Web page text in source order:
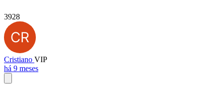
3928
Cristiano VIP
há 9 meses